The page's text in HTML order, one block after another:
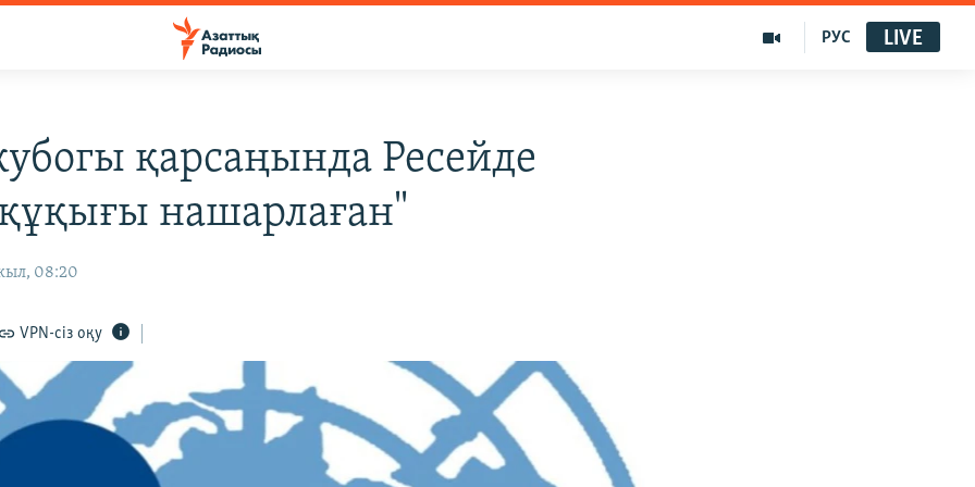
РУС LIVE
қарсаңында Ресейде
нашарлаған"
08:20
VPN-сіз оқу